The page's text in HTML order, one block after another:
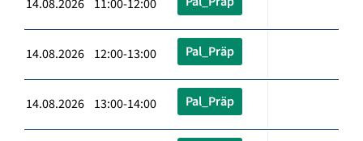
14.08.2026 11:00-12:00
14.08.2026 12:00-13:00 Pal_Präp
14.08.2026 13:00-14:00 Pal_Präp